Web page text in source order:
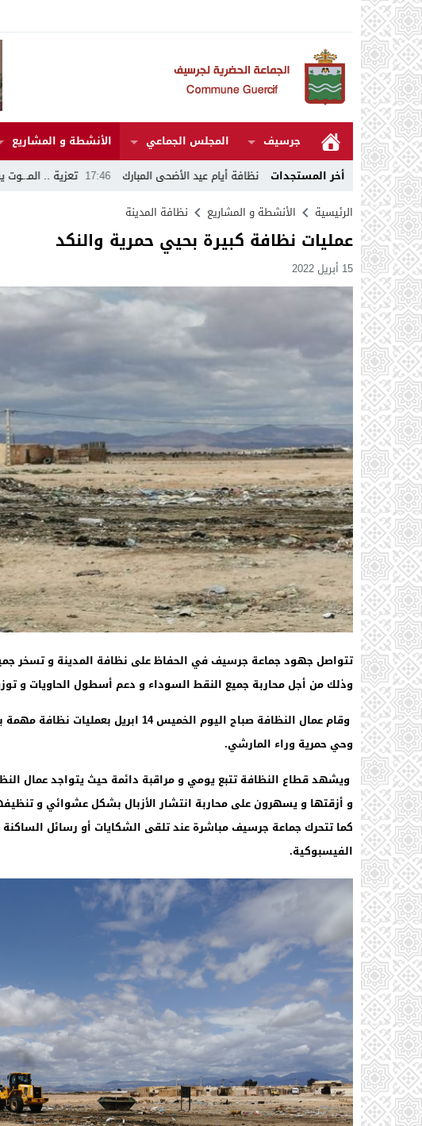
جرسيف المجلس الجماعي الأنشطة و المشاريع
أخر المستجدات
عمل نظافة أيام عيد الأضحى المبارك 17:46 تعزية .. المـ.ـوت يفجع عامل إقليم جرسيف في
الرئيسية
الأنشطة و المشاريع نظافة المدينة
عمليات نظافة كبيرة بحيي حمرية والنكد
15 أبريل 2022
تتواصل جهود جماعة جرسيف في الحفاظ على نظافة المدينة و تسخر جميع
وذلك من أجل محاربة جميع النقط السوداء و دعم أسطول الحاويات و
وقام عمال النظافة صباح اليوم الخميس
وحي حمرية وراء المارشي.
ويشهد قطاع النظافة تتبع يومي و مراقبة دائمة حيث يتواجد عمال
و أزقتها و يسهرون على محاربة انتشار الأزبال بشكل عشوائي و
كما تتحرك جماعة جرسيف مباشرة عند تلقى الشكايات أو رسائل الساكنة
الفيسبوكية.